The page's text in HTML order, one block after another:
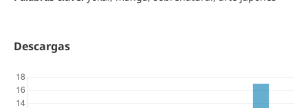
Descargas